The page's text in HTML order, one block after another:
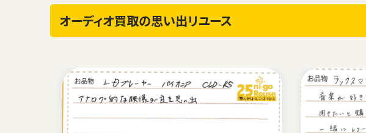
オーディオ買取の思い出リユース